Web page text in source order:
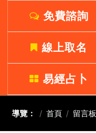
免費諮詢
線上取名
易經占卜
導覽： 首頁 留言板